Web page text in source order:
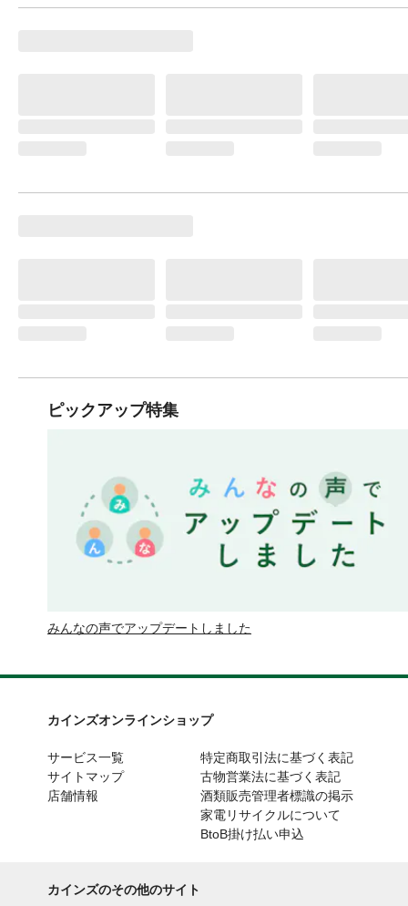
ピックアップ特集
みんなの声でアップデートしました
カインズオンラインショップ
サービス一覧
サイトマップ
店舗情報
特定商取引法に基づく表記
古物営業法に基づく表記
酒類販売管理者標識の掲示
家電リサイクルについて
BtoB掛け払い申込
カインズのその他のサイト